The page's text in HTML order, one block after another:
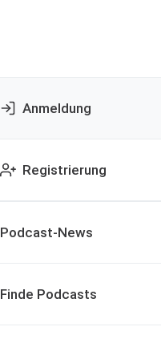
Anmeldung
Registrierung
Podcast-News
Finde Podcasts